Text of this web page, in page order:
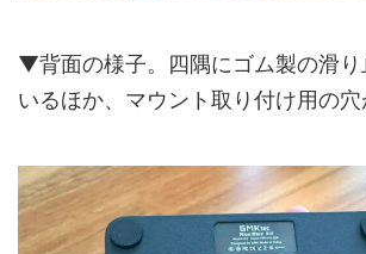
▼背面の様子。四隅にゴム製の滑り
いるほか、マウント取り付け用の穴